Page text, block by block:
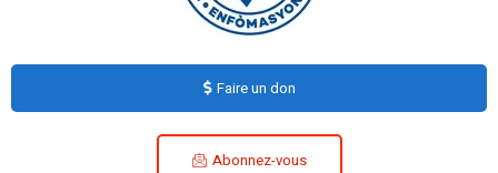
Faire un don
Abonnez-vous